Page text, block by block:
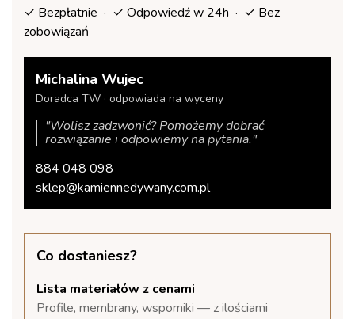
✓ Bezpłatnie · ✓ Odpowiedź w 24h · ✓ Bez
zobowiązań
Michalina Wujec
Doradca TW · odpowiada na wyceny
"Wolisz zadzwonić? Pomożemy dobrać
rozwiązanie i odpowiemy na pytania."
884 048 098
sklep@kamiennedywany.com.pl
Co dostaniesz?
Lista materiałów z cenami
Profile, membrany, wsporniki — z ilościami